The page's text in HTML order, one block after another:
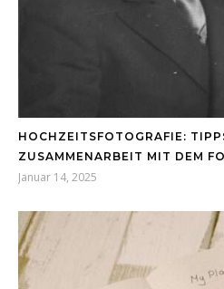
HOCHZEITSFOTOGRAFIE:
ZUSAMMENARBEIT MIT DEM
Januar 14, 2025